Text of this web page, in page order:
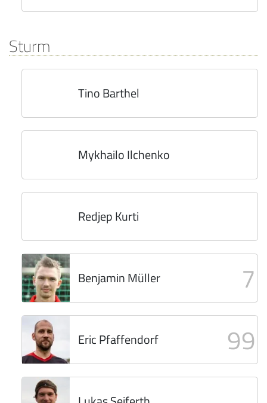
Sturm
Tino Barthel
Mykhailo Ilchenko
Redjep Kurti
Benjamin Müller 7
Eric Pfaffendorf 99